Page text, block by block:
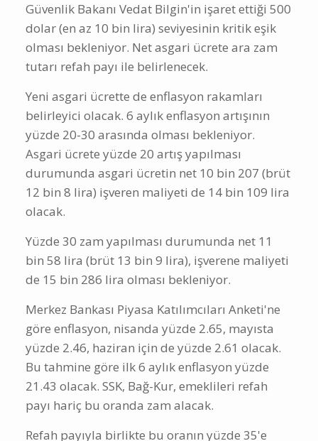
Güvenlik Bakanı Vedat Bilgin'in işaret ettiği 500
dolar (en az 10 bin lira) seviyesinin kritik eşik
olması bekleniyor. Net asgari ücrete ara zam
tutarı refah payı ile belirlenecek.
Yeni asgari ücrette de enflasyon rakamları
belirleyici olacak. 6 aylık enflasyon artışının
yüzde 20-30 arasında olması bekleniyor.
Asgari ücrete yüzde 20 artış yapılması
durumunda asgari ücretin net 10 bin 207 (brüt
12 bin 8 lira) işveren maliyeti de 14 bin 109 lira
olacak.
Yüzde 30 zam yapılması durumunda net 11
bin 58 lira (brüt 13 bin 9 lira), işverene maliyeti
de 15 bin 286 lira olması bekleniyor.
Merkez Bankası Piyasa Katılımcıları Anketi'ne
göre enflasyon, nisanda yüzde 2.65, mayısta
yüzde 2.46, haziran için de yüzde 2.61 olacak.
Bu tahmine göre ilk 6 aylık enflasyon yüzde
21.43 olacak. SSK, Bağ-Kur, emeklileri refah
payı hariç bu oranda zam alacak.
Refah payıyla birlikte bu oranın yüzde 35'e